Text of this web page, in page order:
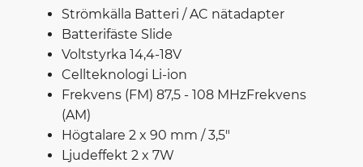
Strömkälla Batteri / AC nätadapter
Batterifäste Slide
Voltstyrka 14,4-18V
Cellteknologi Li-ion
Frekvens (FM) 87,5 - 108 MHzFrekvens
(AM)
Högtalare 2 x 90 mm / 3,5"
Ljudeffekt 2 x 7W